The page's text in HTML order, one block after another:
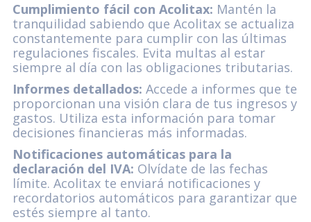
Cumplimiento fácil con Acolitax: Mantén la
tranquilidad sabiendo que Acolitax se actualiza
constantemente para cumplir con las últimas
regulaciones fiscales. Evita multas al estar
siempre al día con las obligaciones tributarias.
Informes detallados: Accede a informes que te
proporcionan una visión clara de tus ingresos y
gastos. Utiliza esta información para tomar
decisiones financieras más informadas.
Notificaciones automáticas para la
declaración del IVA: Olvídate de las fechas
límite. Acolitax te enviará notificaciones y
recordatorios automáticos para garantizar que
estés siempre al tanto.